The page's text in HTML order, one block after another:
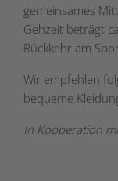
gemeinsames
Gehzeit beträgt
Rückkehr am
Wir empfehlen
bequeme
In Kooperation